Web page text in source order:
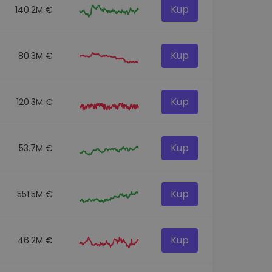
140.2M € Kup
80.3M € Kup
120.3M € Kup
53.7M € Kup
551.5M € Kup
46.2M € Kup